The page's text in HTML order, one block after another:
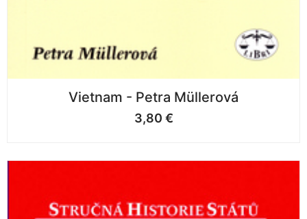
Vietnam - Petra Müllerová
3,80 €